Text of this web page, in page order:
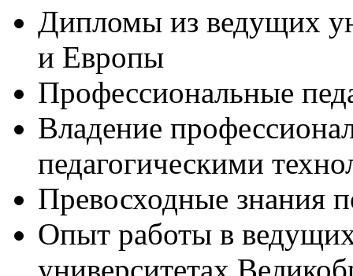
Дипломы из ведущих
и Европы
Профессиональные
Владение
педагогическими
Превосходные знания
Опыт работы в